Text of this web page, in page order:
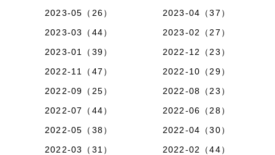
2023-05（26）
2023-04（37）
2023-03（44）
2023-02（27）
2023-01（39）
2022-12（23）
2022-11（47）
2022-10（29）
2022-09（25）
2022-08（23）
2022-07（44）
2022-06（28）
2022-05（38）
2022-04（30）
2022-03（31）
2022-02（44）